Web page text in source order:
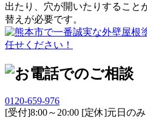
出たり、穴が開いたりすること
替えが必要です。
0120-659-976
[受付]8:00～20:00 [定休]元日のみ